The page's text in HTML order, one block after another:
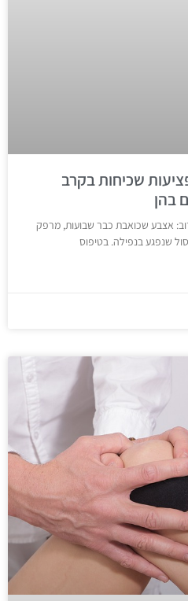
שכיחות בקרב
בהן
אצבע שכואבת כבר שבועות, מרפק
שנפגע בנפילה. בטיפוס